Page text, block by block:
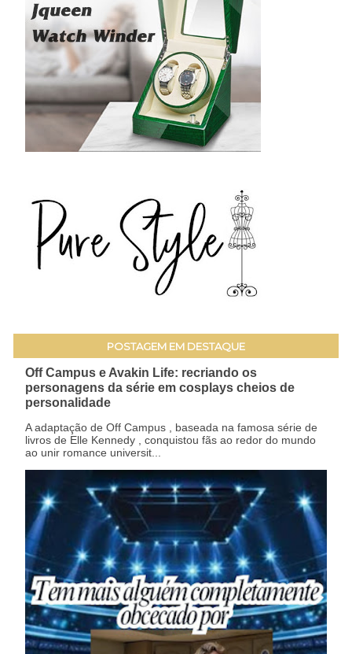
POSTAGEM EM DESTAQUE
Off Campus e Avakin Life: recriando os
personagens da série em cosplays cheios de
personalidade
A adaptação de Off Campus , baseada na famosa série de
livros de Elle Kennedy , conquistou fãs ao redor do mundo
ao unir romance universit...